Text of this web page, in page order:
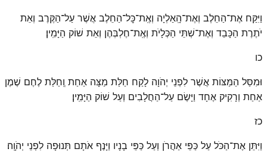
וַיִּקַּח אֶת־הַחֵלֶב וְאֶת־הָֽאַלְיָה וְאֶֽת־כׇּל־הַחֵלֶב אֲשֶׁר עַל־הַקֶּרֶב וְאֵת
יֹתֶרֶת הַכָּבֵד וְאֶת־שְׁתֵּי הַכְּלָיֹת וְאֶֽת־חֶלְבְּהֶן וְאֵת שׁוֹק הַיָּמִֽין׃
כו
וּמִסַּל הַמַּצּוֹת אֲשֶׁר לִפְנֵי יְהֹוָה לָקַח חַלַּת מַצָּה אַחַת וְֽחַלַּת לֶחֶם שֶׁמֶן
אַחַת וְרָקִיק אֶחָד וַיָּשֶׂם עַל־הַחֲלָבִים וְעַל שׁוֹק הַיָּמִֽין׃
כז
וַיִּתֵּן אֶת־הַכֹּל עַל כַּפֵּי אַהֲרֹן וְעַל כַּפֵּי בָנָיו וַיָּנֶף אֹתָם תְּנוּפָה לִפְנֵי יְהֹוָֽה׃